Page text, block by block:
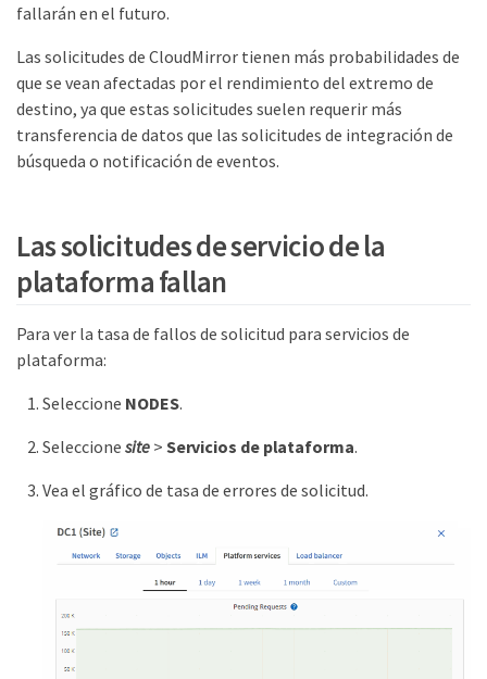
fallarán en el futuro.
Las solicitudes de CloudMirror tienen más probabilidades de
que se vean afectadas por el rendimiento del extremo de
destino, ya que estas solicitudes suelen requerir más
transferencia de datos que las solicitudes de integración de
búsqueda o notificación de eventos.
Las solicitudes de servicio de la
plataforma fallan
Para ver la tasa de fallos de solicitud para servicios de
plataforma:
Seleccione NODES.
Seleccione site> Servicios de plataforma.
Vea el gráfico de tasa de errores de solicitud.